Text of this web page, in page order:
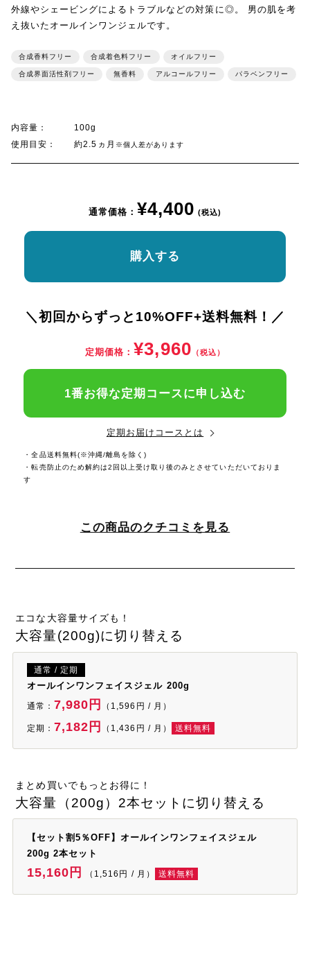
外線やシェービングによるトラブルなどの対策に◎。 男の肌を考
え抜いたオールインワンジェルです。
合成香料フリー 合成着色料フリー オイルフリー
合成界面活性剤フリー 無香料 アルコールフリー パラベンフリー
内容量：
100g
使用目安：
約2.5ヵ月 ※個人差があります
通常価格： ¥4,400 (税込)
購入する
＼初回からずっと10%OFF+送料無料！／
定期価格： ¥3,960 （税込）
1番お得な定期コースに申し込む
定期お届けコースとは
・全品送料無料(※沖縄/離島を除く)
・転売防止のため解約は2回以上受け取り後のみとさせていただいておりま
す
この商品のクチコミを見る
エコな大容量サイズも！
大容量(200g)に切り替える
通常 / 定期
オールインワンフェイスジェル 200g
通常： 7,980円 （1,596円 / 月）
定期： 7,182円 （1,436円 / 月） 送料無料
まとめ買いでもっとお得に！
大容量（200g）2本セットに切り替える
【セット割5％OFF】オールインワンフェイスジェル
200g 2本セット
15,160円 （1,516円 / 月） 送料無料